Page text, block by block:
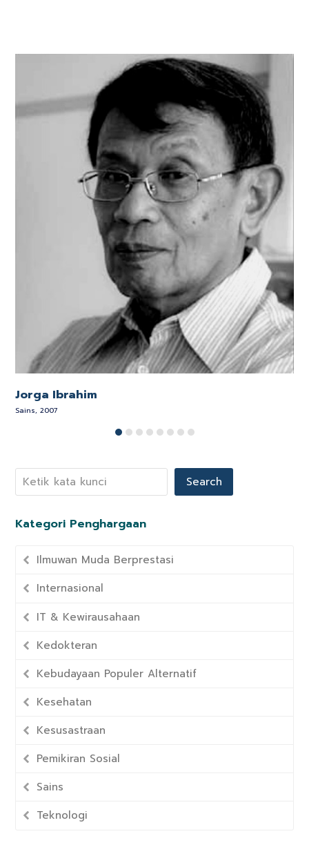
Jorga Ibrahim
Sains, 2007
Search
Kategori Penghargaan
Ilmuwan Muda Berprestasi
Internasional
IT & Kewirausahaan
Kedokteran
Kebudayaan Populer Alternatif
Kesehatan
Kesusastraan
Pemikiran Sosial
Sains
Teknologi